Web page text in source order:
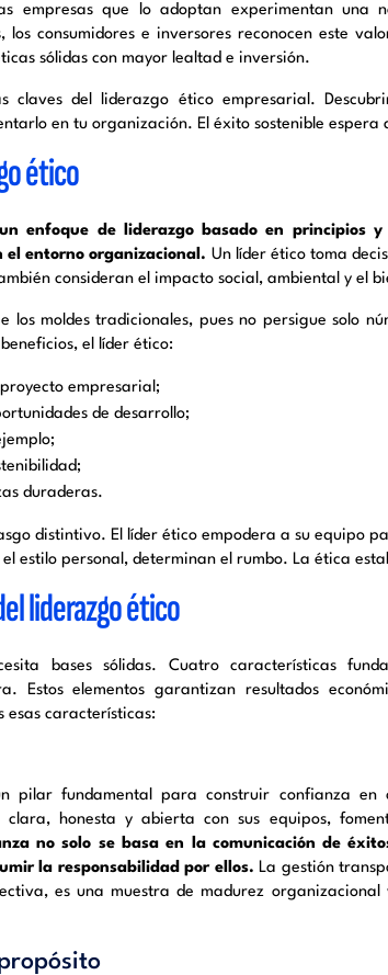
empresas que lo adoptan experimentan una
los consumidores e inversores reconocen este
sólidas con mayor lealtad e inversión.
claves del liderazgo ético empresarial.
en tu organización. El éxito sostenible espera
ético
enfoque de liderazgo basado en principios
el entorno organizacional. Un líder ético toma
consideran el impacto social, ambiental y el
los moldes tradicionales, pues no persigue solo
el líder ético:
empresarial;
de desarrollo;
duraderas.
distintivo. El líder ético empodera a su equipo
estilo personal, determinan el rumbo. La ética
liderazgo ético
bases sólidas. Cuatro características
Estos elementos garantizan resultados
esas características:
pilar fundamental para construir confianza en
clara, honesta y abierta con sus equipos,
no solo se basa en la comunicación de
la responsabilidad por ellos. La gestión
es una muestra de madurez